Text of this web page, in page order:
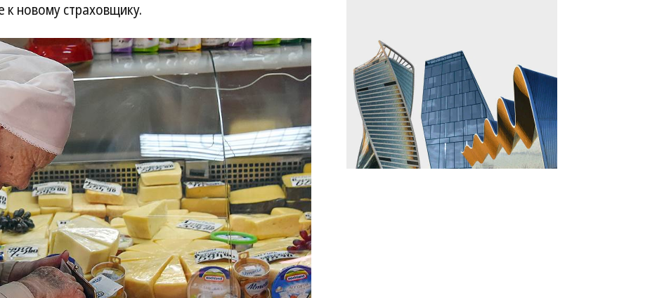
к новому страховщику.